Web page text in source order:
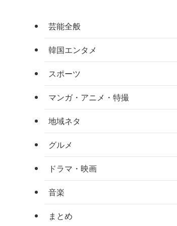
芸能全般
韓国エンタメ
スポーツ
マンガ・アニメ・特撮
地域ネタ
グルメ
ドラマ・映画
音楽
まとめ